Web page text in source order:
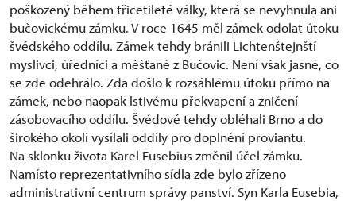
poškozený během třicetileté války, která se nevyhnula ani
bučovickému zámku. V roce 1645 měl zámek odolat útoku
švédského oddílu. Zámek tehdy bránili Lichtenštejnští
myslivci, úředníci a měšťané z Bučovic. Není však jasné, co
se zde odehrálo. Zda došlo k rozsáhlému útoku přímo na
zámek, nebo naopak lstivému překvapení a zničení
zásobovacího oddílu. Švédové tehdy obléhali Brno a do
širokého okolí vysílali oddíly pro doplnění proviantu.
Na sklonku života Karel Eusebius změnil účel zámku.
Namísto reprezentativního sídla zde bylo zřízeno
administrativní centrum správy panství. Syn Karla Eusebia,